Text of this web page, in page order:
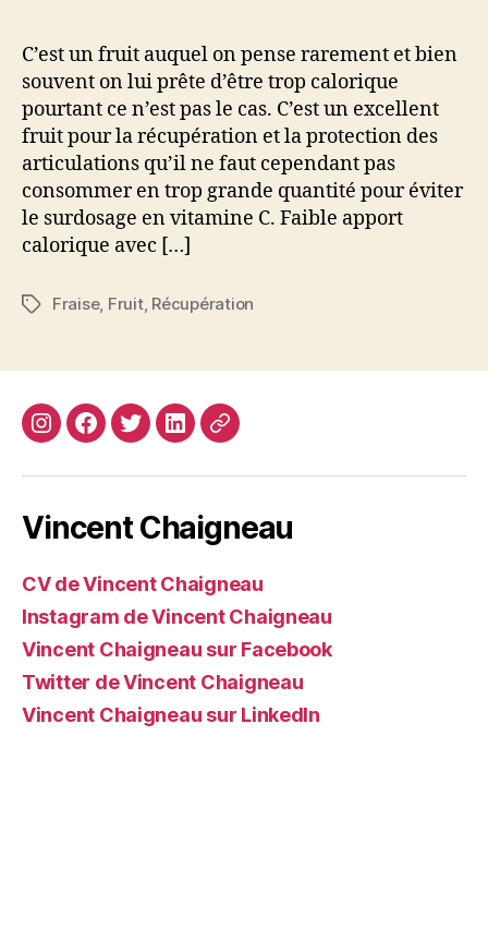
pour
la
récupération
du
sportif
C’est un fruit auquel on pense rarement et bien
souvent on lui prête d’être trop calorique
pourtant ce n’est pas le cas. C’est un excellent
fruit pour la récupération et la protection des
articulations qu’il ne faut cependant pas
consommer en trop grande quantité pour éviter
le surdosage en vitamine C. Faible apport
calorique avec […]
Étiquettes
Fraise, Fruit, Récupération
InstagramFacebook
TwitterLinkedin
Site
Vincent Chaigneau
CV de Vincent Chaigneau
Instagram de Vincent Chaigneau
Vincent Chaigneau sur Facebook
Twitter de Vincent Chaigneau
Vincent Chaigneau sur LinkedIn